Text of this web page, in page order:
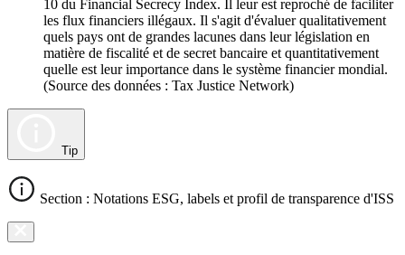
10 du Financial Secrecy Index. Il leur est reproché de faciliter
les flux financiers illégaux. Il s'agit d'évaluer qualitativement
quels pays ont de grandes lacunes dans leur législation en
matière de fiscalité et de secret bancaire et quantitativement
quelle est leur importance dans le système financier mondial.
(Source des données : Tax Justice Network)
Tip
Section : Notations ESG, labels et profil de transparence d'ISS